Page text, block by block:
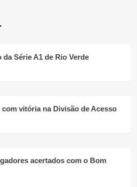
da Série A1 de Rio Verde
com vitória na Divisão de Acesso
acertados com o Bom